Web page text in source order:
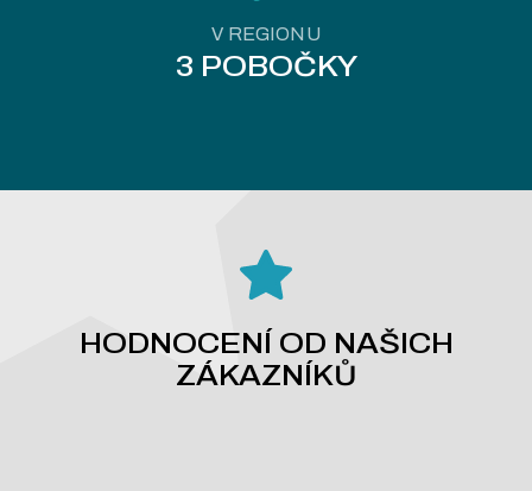
V REGIONU
3 POBOČKY
HODNOCENÍ OD NAŠICH
ZÁKAZNÍKŮ